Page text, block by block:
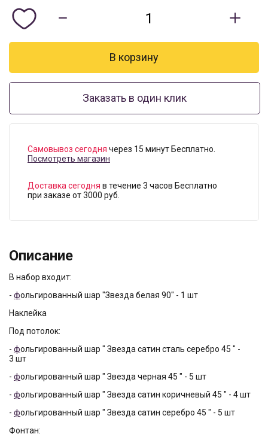
Заказать в один клик
Самовывоз сегодня через 15 минут Бесплатно.
Посмотреть магазин
Доставка сегодня в течение 3 часов Бесплатно
при заказе от 3000 руб.
Описание
В набор входит:
- фольгированный шар "Звезда белая 90" - 1 шт
Наклейка
Под потолок:
- фольгированный шар " Звезда сатин сталь серебро 45 " -
3 шт
- фольгированный шар " Звезда черная 45 " - 5 шт
- фольгированный шар " Звезда сатин коричневый 45 " - 4 шт
- фольгированный шар " Звезда сатин серебро 45 " - 5 шт
Фонтан: